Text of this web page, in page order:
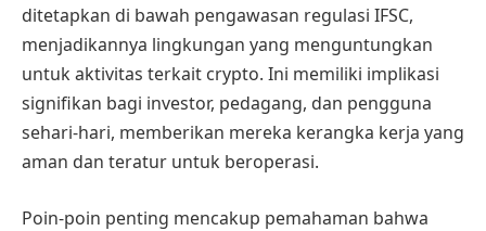
ditetapkan di bawah pengawasan regulasi IFSC,
menjadikannya lingkungan yang menguntungkan
untuk aktivitas terkait crypto. Ini memiliki implikasi
signifikan bagi investor, pedagang, dan pengguna
sehari-hari, memberikan mereka kerangka kerja yang
aman dan teratur untuk beroperasi.
Poin-poin penting mencakup pemahaman bahwa